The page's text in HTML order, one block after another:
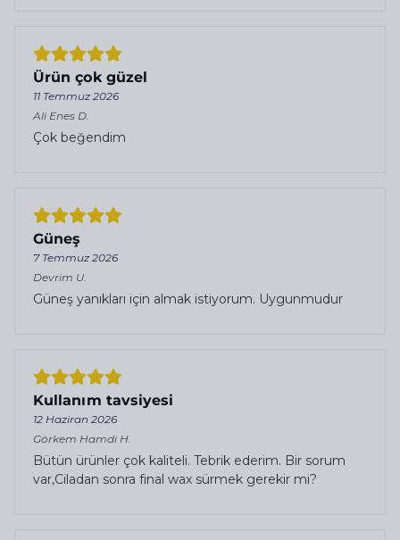
Ürün çok güzel
11 Temmuz 2026
Ali Enes D.
Çok beğendim
Güneş
7 Temmuz 2026
Devrim U.
Güneş yanıkları için almak istiyorum. Uygunmudur
Kullanım tavsiyesi
12 Haziran 2026
Görkem Hamdi H.
Bütün ürünler çok kaliteli. Tebrik ederim. Bir sorum
var,Ciladan sonra final wax sürmek gerekir mi?